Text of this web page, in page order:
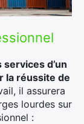
d’un
la réussite de
il assurera
lourdes sur
: